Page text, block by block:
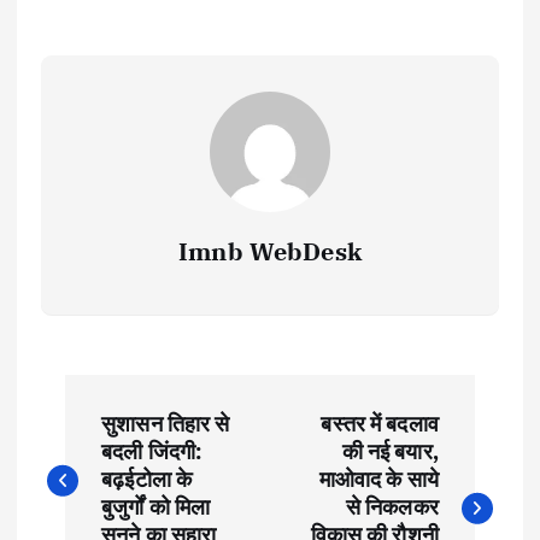
Imnb WebDesk
o
सुशासन तिहार से
बदली जिंदगी:
बढ़ईटोला के
बुजुर्गों को मिला
बस्तर में बदलाव
की नई बयार,
माओवाद के साये
से निकलकर